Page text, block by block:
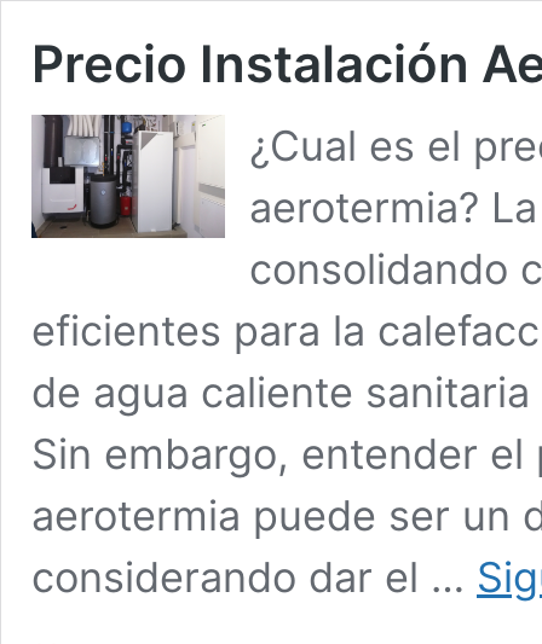
Precio Instalación
¿Cual es el
aerotermia?
consolidando
eficientes para la
de agua caliente
Sin embargo, entender
aerotermia puede ser un
considerando dar el …